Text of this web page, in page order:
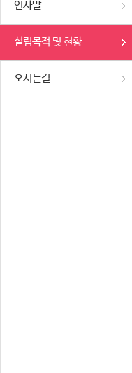
인사말
설립목적 및 현황
오시는길